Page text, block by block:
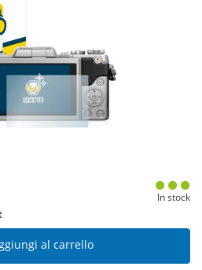
In stock
al carrello